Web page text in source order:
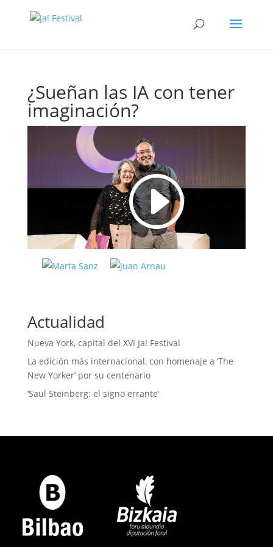
¿Sueñan las IA con tener
imaginación?
I
Actualidad
Nueva York, capital del XVI Ja! Festival
La edición más internacional, con homenaje a ‘The
New Yorker’ por su centenario
‘Saul Steinberg: el signo errante’